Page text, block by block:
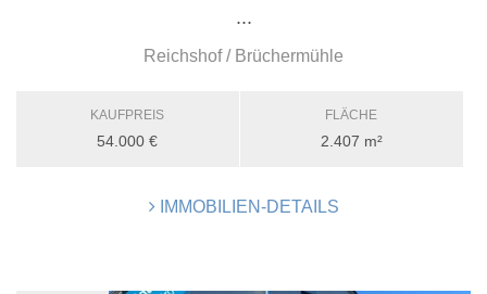
...
Reichshof / Brüchermühle
KAUFPREIS
54.000 €
FLÄCHE
2.407 m²
IMMOBILIEN-DETAILS